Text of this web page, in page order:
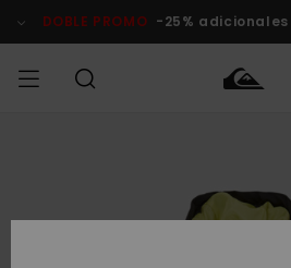
del
DOBLE PROMO -25% adicionales
Hombre
Envio